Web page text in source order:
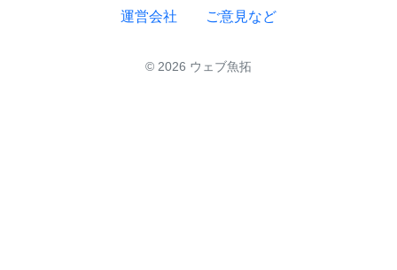
運営会社 ご意見など
© 2026 ウェブ魚拓